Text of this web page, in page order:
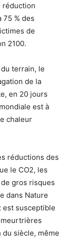
réduction
75 % des
de
2100.
terrain, le
de la
en 20 jours
est à
chaleur
réductions des
le CO2, les
gros risques
dans Nature
est susceptible
meurtrières
du siècle, même